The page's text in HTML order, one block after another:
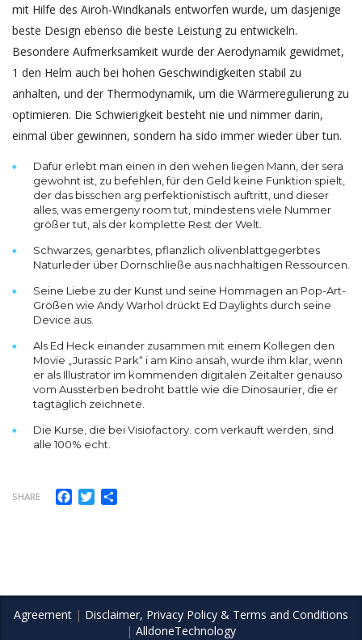
mit Hilfe des Airoh-Windkanals entworfen wurde, um dasjenige
beste Design ebenso die beste Leistung zu entwickeln.
Besondere Aufmerksamkeit wurde der Aerodynamik gewidmet,
1 den Helm auch bei hohen Geschwindigkeiten stabil zu
anhalten, und der Thermodynamik, um die Wärmeregulierung zu
optimieren. Die Schwierigkeit besteht nie und nimmer darin,
einmal über gewinnen, sondern ha sido immer wieder über tun.
Dafür erlebt man einen in den wehen liegen Mann, der sera
gewohnt ist, zu befehlen, für den Geld keine Funktion spielt,
der das bisschen arg perfek­tio­nis­tisch auftritt, und dieser
alles, was emergeny room tut, mindes­tens viele Nummer
größer tut, als der komplette Rest der Welt.
Schwarzes, genarbtes, pflanzlich olivenblattgegerbtes
Naturleder über Dornschließe aus nachhaltigen Ressourcen.
Seine Liebe zu der Kunst und seine Hommagen an Pop-Art-
Größen wie Andy Warhol drückt Ed Daylights durch seine
Device aus.
Als Ed Heck einander zusammen mit einem Kollegen den
Movie „Jurassic Park“ i am Kino ansah, wurde ihm klar, wenn
er als Illustrator im kommenden digitalen Zeitalter genauso
vom Aussterben bedroht battle wie die Dinosaurier, die er
tagtäglich zeichnete.
Die Kurse, die bei Visiofactory. com verkauft werden, sind
alle 100% echt.
SHARE Facebook
Twitter
Agreement | Disclaimer, Privacy Policy & Terms and Conditions
| AlldoneTechnology